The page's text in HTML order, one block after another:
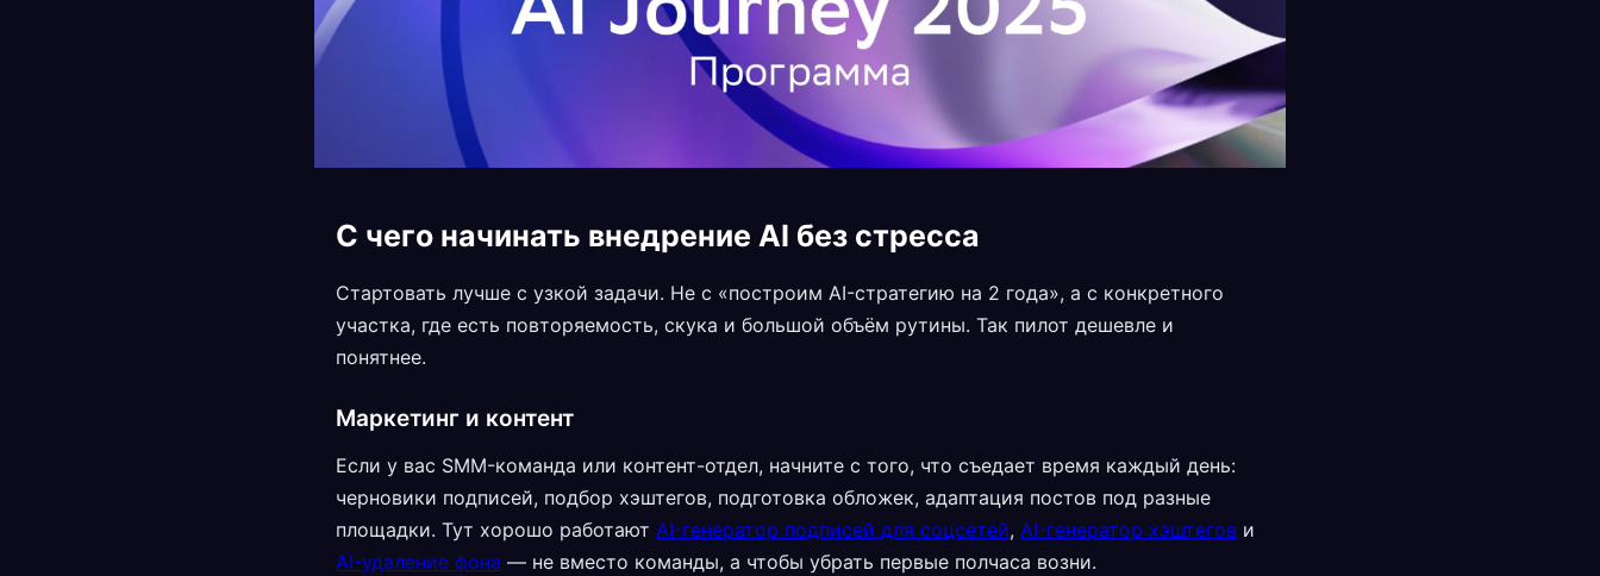
С чего начинать внедрение AI без стресса
Стартовать лучше с узкой задачи. Не с «построим AI-стратегию на 2 года», а с конкретного
участка, где есть повторяемость, скука и большой объём рутины. Так пилот дешевле и
понятнее.
Маркетинг и контент
Если у вас SMM-команда или контент-отдел, начните с того, что съедает время каждый день:
черновики подписей, подбор хэштегов, подготовка обложек, адаптация постов под разные
площадки. Тут хорошо работают AI-генератор подписей для соцсетей, AI-генератор хэштегов и
AI-удаление фона — не вместо команды, а чтобы убрать первые полчаса возни.